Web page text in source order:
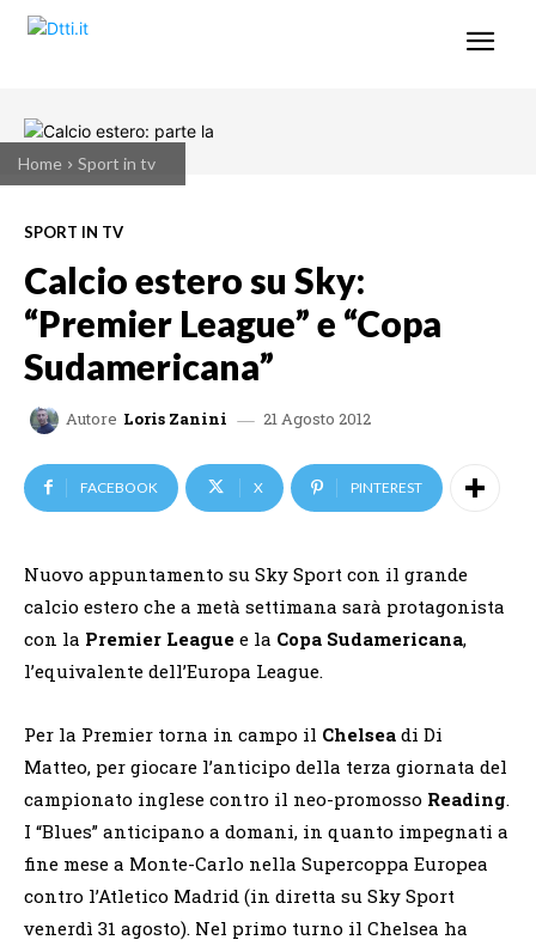
Home Sport in tv
SPORT IN TV
Calcio estero su Sky:
“Premier League” e “Copa
Sudamericana”
Autore Loris Zanini 21 Agosto 2012
FACEBOOK X PINTEREST
Nuovo appuntamento su Sky Sport con il grande
calcio estero che a metà settimana sarà protagonista
con la Premier League e la Copa Sudamericana,
l’equivalente dell’Europa League.
Per la Premier torna in campo il Chelsea di Di
Matteo, per giocare l’anticipo della terza giornata del
campionato inglese contro il neo-promosso Reading.
I “Blues” anticipano a domani, in quanto impegnati a
fine mese a Monte-Carlo nella Supercoppa Europea
contro l’Atletico Madrid (in diretta su Sky Sport
venerdì 31 agosto). Nel primo turno il Chelsea ha